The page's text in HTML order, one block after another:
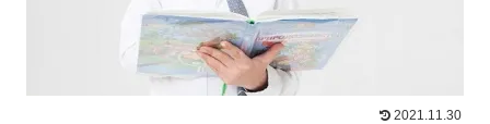
2021.11.30